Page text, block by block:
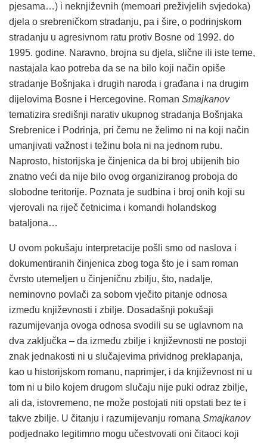
pjesama…) i neknjiževnih (memoari preživjelih svjedoka)
djela o srebreničkom stradanju, pa i šire, o podrinjskom
stradanju u agresivnom ratu protiv Bosne od 1992. do
1995. godine. Naravno, brojna su djela, slične ili iste teme,
nastajala kao potreba da se na bilo koji način opiše
stradanje Bošnjaka i drugih naroda i građana i na drugim
dijelovima Bosne i Hercegovine. Roman Smajkanov
tematizira središnji narativ ukupnog stradanja Bošnjaka
Srebrenice i Podrinja, pri čemu ne želimo ni na koji način
umanjivati važnost i težinu bola ni na jednom rubu.
Naprosto, historijska je činjenica da bi broj ubijenih bio
znatno veći da nije bilo ovog organiziranog proboja do
slobodne teritorije. Poznata je sudbina i broj onih koji su
vjerovali na riječ četnicima i komandi holandskog
bataljona…
U ovom pokušaju interpretacije pošli smo od naslova i
dokumentiranih činjenica zbog toga što je i sam roman
čvrsto utemeljen u činjeničnu zbilju, što, nadalje,
neminovno povlači za sobom vječito pitanje odnosa
između književnosti i zbilje. Dosadašnji pokušaji
razumijevanja ovoga odnosa svodili su se uglavnom na
dva zaključka – da između zbilje i književnosti ne postoji
znak jednakosti ni u slučajevima prividnog preklapanja,
kao u historijskom romanu, naprimjer, i da književnost ni u
tom ni u bilo kojem drugom slučaju nije puki odraz zbilje,
ali da, istovremeno, ne može postojati niti opstati bez te i
takve zbilje. U čitanju i razumijevanju romana Smajkanov
podjednako legitimno mogu učestvovati oni čitaoci koji